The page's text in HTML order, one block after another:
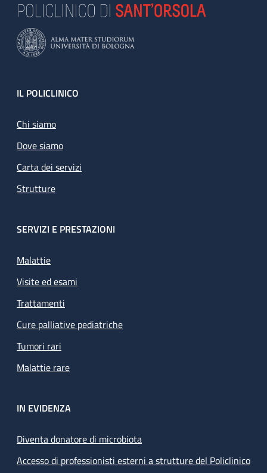
Footer
IL POLICLINICO
Chi siamo
Dove siamo
Carta dei servizi
Strutture
SERVIZI E PRESTAZIONI
Malattie
Visite ed esami
Trattamenti
Cure palliative pediatriche
Tumori rari
Malattie rare
IN EVIDENZA
Diventa donatore di microbiota
Accesso di professionisti esterni a strutture del Policlinico